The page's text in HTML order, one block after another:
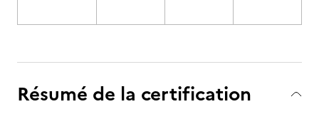
Résumé de la certification